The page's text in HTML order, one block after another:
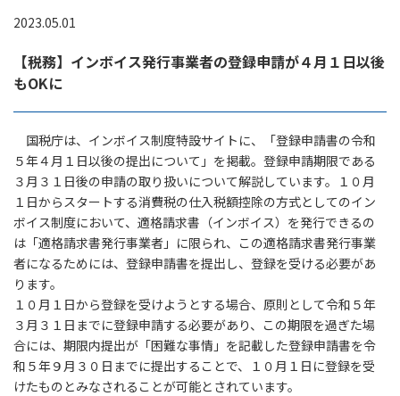
2023.05.01
【税務】インボイス発行事業者の登録申請が４月１日以後
もOKに
国税庁は、インボイス制度特設サイトに、「登録申請書の令和
５年４月１日以後の提出について」を掲載。登録申請期限である
３月３１日後の申請の取り扱いについて解説しています。１０月
１日からスタートする消費税の仕入税額控除の方式としてのイン
ボイス制度において、適格請求書（インボイス）を発行できるの
は「適格請求書発行事業者」に限られ、この適格請求書発行事業
者になるためには、登録申請書を提出し、登録を受ける必要があ
ります。
１０月１日から登録を受けようとする場合、原則として令和５年
３月３１日までに登録申請する必要があり、この期限を過ぎた場
合には、期限内提出が「困難な事情」を記載した登録申請書を令
和５年９月３０日までに提出することで、１０月１日に登録を受
けたものとみなされることが可能とされています。